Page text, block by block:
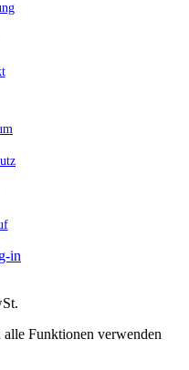
in
Funktionen verwenden